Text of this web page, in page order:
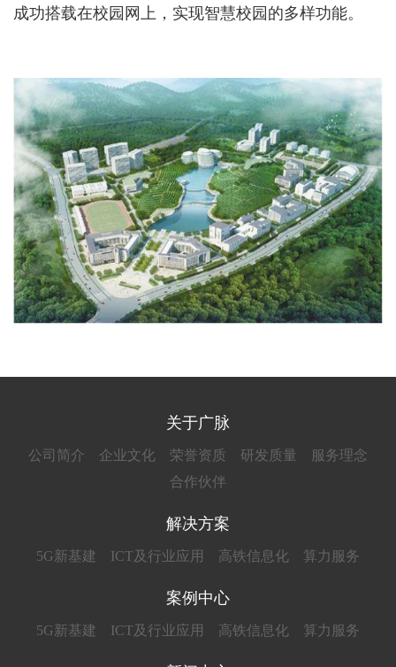
成功搭载在校园网上，实现智慧校园的多样功能。
关于广脉
公司简介 企业文化 荣誉资质 研发质量
服务理念
合作伙伴
解决方案
5G新基建 ICT及行业应用 高铁信息化 算力服务
案例中心
5G新基建 ICT及行业应用 高铁信息化 算力服务